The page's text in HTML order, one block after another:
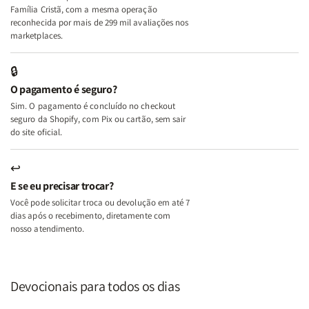
A
Mulher
Lar
A
Lar
Família Cristã, com a mesma operação
reconhecida por mais de 299 mil avaliações nos
marketplaces.
🔒
O pagamento é seguro?
Sim. O pagamento é concluído no checkout
seguro da Shopify, com Pix ou cartão, sem sair
do site oficial.
↩
E se eu precisar trocar?
Você pode solicitar troca ou devolução em até 7
dias após o recebimento, diretamente com
nosso atendimento.
Devocionais para todos os dias